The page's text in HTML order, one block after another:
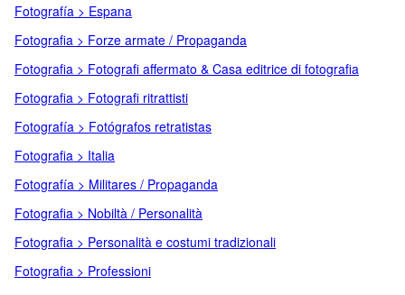
Fotografía > Espana
Fotografia > Forze armate / Propaganda
Fotografia > Fotografi affermato & Casa editrice di fotografia
Fotografia > Fotografi ritrattisti
Fotografía > Fotógrafos retratistas
Fotografia > Italia
Fotografía > Militares / Propaganda
Fotografia > Nobiltà / Personalità
Fotografia > Personalità e costumi tradizionali
Fotografia > Professioni